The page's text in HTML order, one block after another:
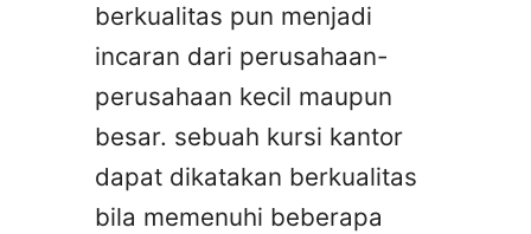
berkualitas pun menjadi
incaran dari perusahaan-
perusahaan kecil maupun
besar. sebuah kursi kantor
dapat dikatakan berkualitas
bila memenuhi beberapa